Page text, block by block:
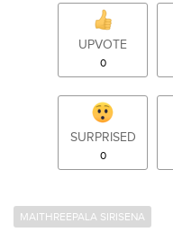
UPVOTE
0
SURPRISED
0
MAITHREEPALA SIRISENA